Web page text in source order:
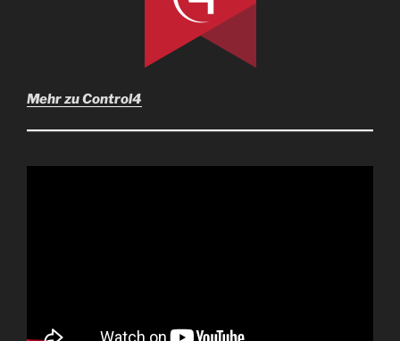
Mehr zu Control4